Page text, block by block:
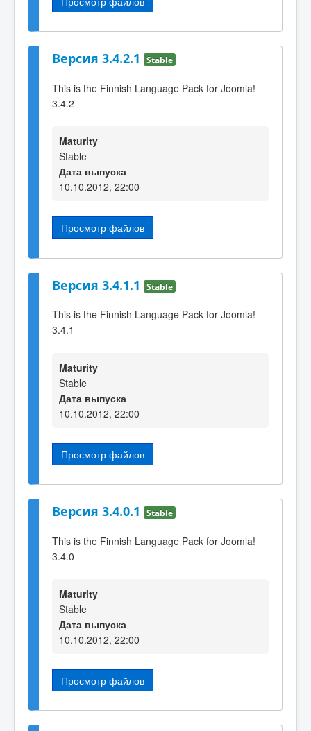
Версия 3.4.2.1 Stable
This is the Finnish Language Pack for Joomla!
3.4.2
Maturity
Stable
Дата выпуска
10.10.2012, 22:00
Просмотр файлов
Версия 3.4.1.1 Stable
This is the Finnish Language Pack for Joomla!
3.4.1
Maturity
Stable
Дата выпуска
10.10.2012, 22:00
Просмотр файлов
Версия 3.4.0.1 Stable
This is the Finnish Language Pack for Joomla!
3.4.0
Maturity
Stable
Дата выпуска
10.10.2012, 22:00
Просмотр файлов